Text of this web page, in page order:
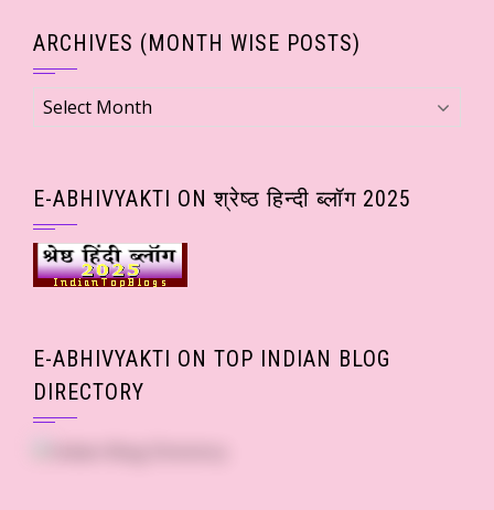
ARCHIVES (MONTH WISE POSTS)
Archives
(Month
E-ABHIVYAKTI ON श्रेष्ठ हिन्दी ब्लॉग 2025
E-ABHIVYAKTI ON TOP INDIAN BLOG
DIRECTORY